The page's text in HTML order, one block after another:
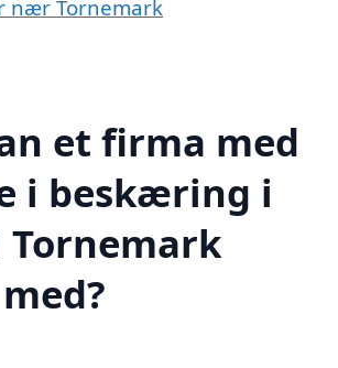
nær Tornemark
et firma med
i beskæring i
Tornemark